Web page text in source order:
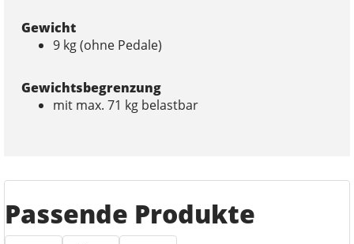
Gewicht
9 kg (ohne Pedale)
Gewichtsbegrenzung
mit max. 71 kg belastbar
Passende Produkte